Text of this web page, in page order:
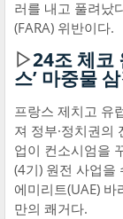
러를 내고 풀려났
(FARA) 위반이다.
▷24조 체코
스’ 마중물
프랑스 제치고 유
져 정부·정치권의
업이 컨소시엄을
(4기) 원전 사업을
에미리트(UAE) 바
만의 쾌거다.